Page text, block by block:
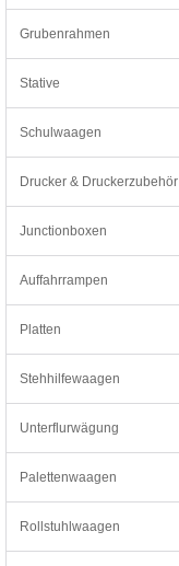
Grubenrahmen
Stative
Schulwaagen
Drucker & Druckerzubehör
Junctionboxen
Auffahrrampen
Platten
Stehhilfewaagen
Unterflurwägung
Palettenwaagen
Rollstuhlwaagen